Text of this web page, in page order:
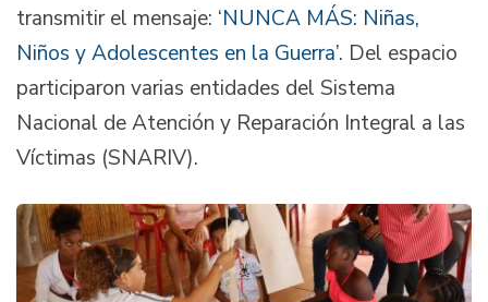
transmitir el mensaje: ‘NUNCA MÁS: Niñas,
Niños y Adolescentes en la Guerra’. Del espacio
participaron varias entidades del Sistema
Nacional de Atención y Reparación Integral a las
Víctimas (SNARIV).